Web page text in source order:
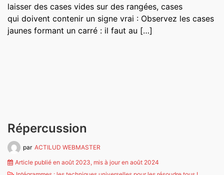
laisser des cases vides sur des rangées, cases
qui doivent contenir un signe vrai : Observez les cases
jaunes formant un carré : il faut au […]
Répercussion
par ACTILUD WEBMASTER
Article publié en août 2023, mis à jour en août 2024